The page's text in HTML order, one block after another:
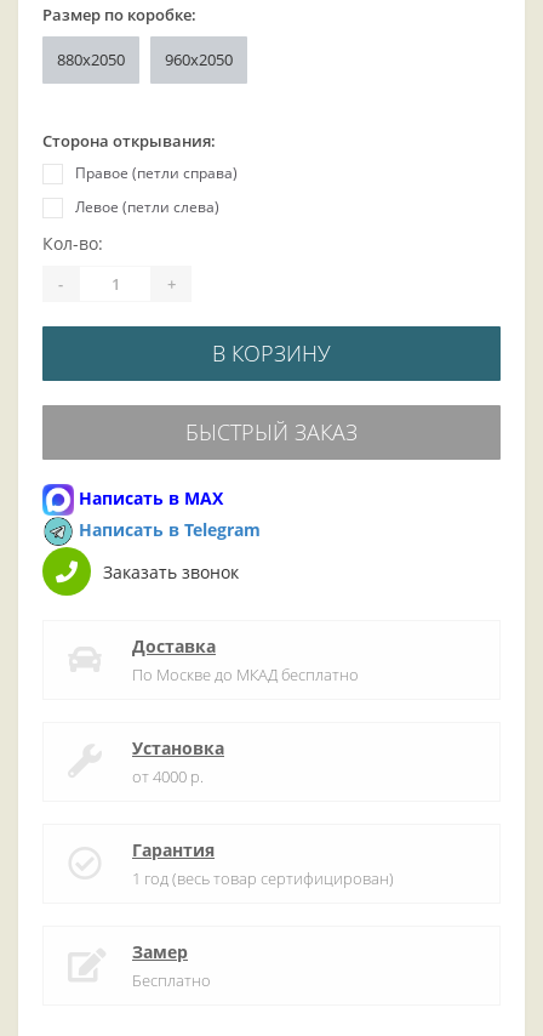
Размер по коробке:
880x2050 960x2050
Сторона открывания:
Правое (петли справа)
Левое (петли слева)
Кол-во:
- +
В КОРЗИНУ
БЫСТРЫЙ ЗАКАЗ
Написать в MAX
Написать в Telegram
Заказать звонок
Доставка
По Москве до МКАД бесплатно
Установка
от 4000 р.
Гарантия
1 год (весь товар сертифицирован)
Замер
Бесплатно